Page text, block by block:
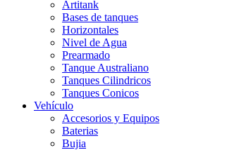
Artitank
Bases de tanques
Horizontales
Nivel de Agua
Prearmado
Tanque Australiano
Tanques Cilindricos
Tanques Conicos
Vehículo
Accesorios y Equipos
Baterias
Bujia